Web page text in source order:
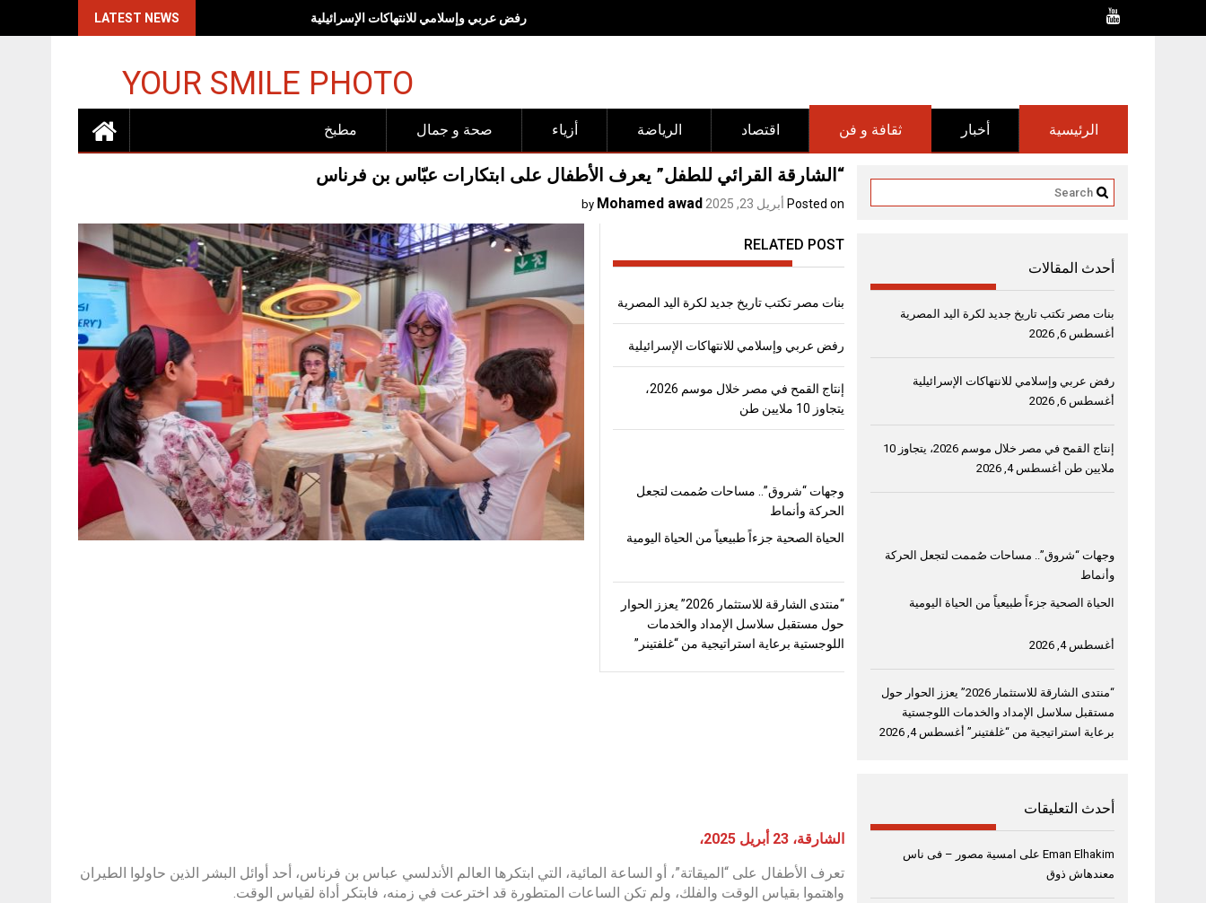
LATEST NEWS رفض عربي وإسلامي للانتهاكات الإسرائيلية
YOUR SMILE PHOTO
مطبخ صحة و جمال أزياء الرياضة اقتصاد ثقافة و فن أخبار الرئيسية
“الشارقة القرائي للطفل” يعرف الأطفال على ابتكارات عبّاس بن فرناس
Posted on أبريل 23, 2025 by
Mohamed awad
RELATED POST
بنات مصر تكتب تاريخ جديد لكرة اليد المصرية
رفض عربي وإسلامي للانتهاكات الإسرائيلية
إنتاج القمح في مصر خلال موسم 2026،
يتجاوز 10 ملايين طن
وجهات “شروق”.. مساحات صُممت لتجعل
الحركة وأنماط
الحياة الصحية جزءاً طبيعياً من الحياة اليومية
“منتدى الشارقة للاستثمار 2026” يعزز الحوار
حول مستقبل سلاسل الإمداد والخدمات
اللوجستية برعاية استراتيجية من “غلفتينر”
الشارقة، 23 أبريل 2025،
تعرف الأطفال على “الميقاتة”، أو الساعة المائية، التي ابتكرها العالم الأندلسي عباس بن فرناس، أحد أوائل البشر الذين حاولوا الطيران
واهتموا بقياس الوقت والفلك، ولم تكن الساعات المتطورة قد اخترعت في زمنه، فابتكر أداة لقياس الوقت.
أحدث المقالات
بنات مصر تكتب تاريخ جديد لكرة اليد المصرية
أغسطس 6, 2026
رفض عربي وإسلامي للانتهاكات الإسرائيلية
أغسطس 6, 2026
إنتاج القمح في مصر خلال موسم 2026، يتجاوز 10
ملايين طن أغسطس 4, 2026
وجهات “شروق”.. مساحات صُممت لتجعل الحركة
وأنماط
الحياة الصحية جزءاً طبيعياً من الحياة اليومية
أغسطس 4, 2026
“منتدى الشارقة للاستثمار 2026” يعزز الحوار حول
مستقبل سلاسل الإمداد والخدمات اللوجستية
برعاية استراتيجية من “غلفتينر” أغسطس 4, 2026
أحدث التعليقات
Eman Elhakim على امسية مصور – فى ناس
معندهاش ذوق